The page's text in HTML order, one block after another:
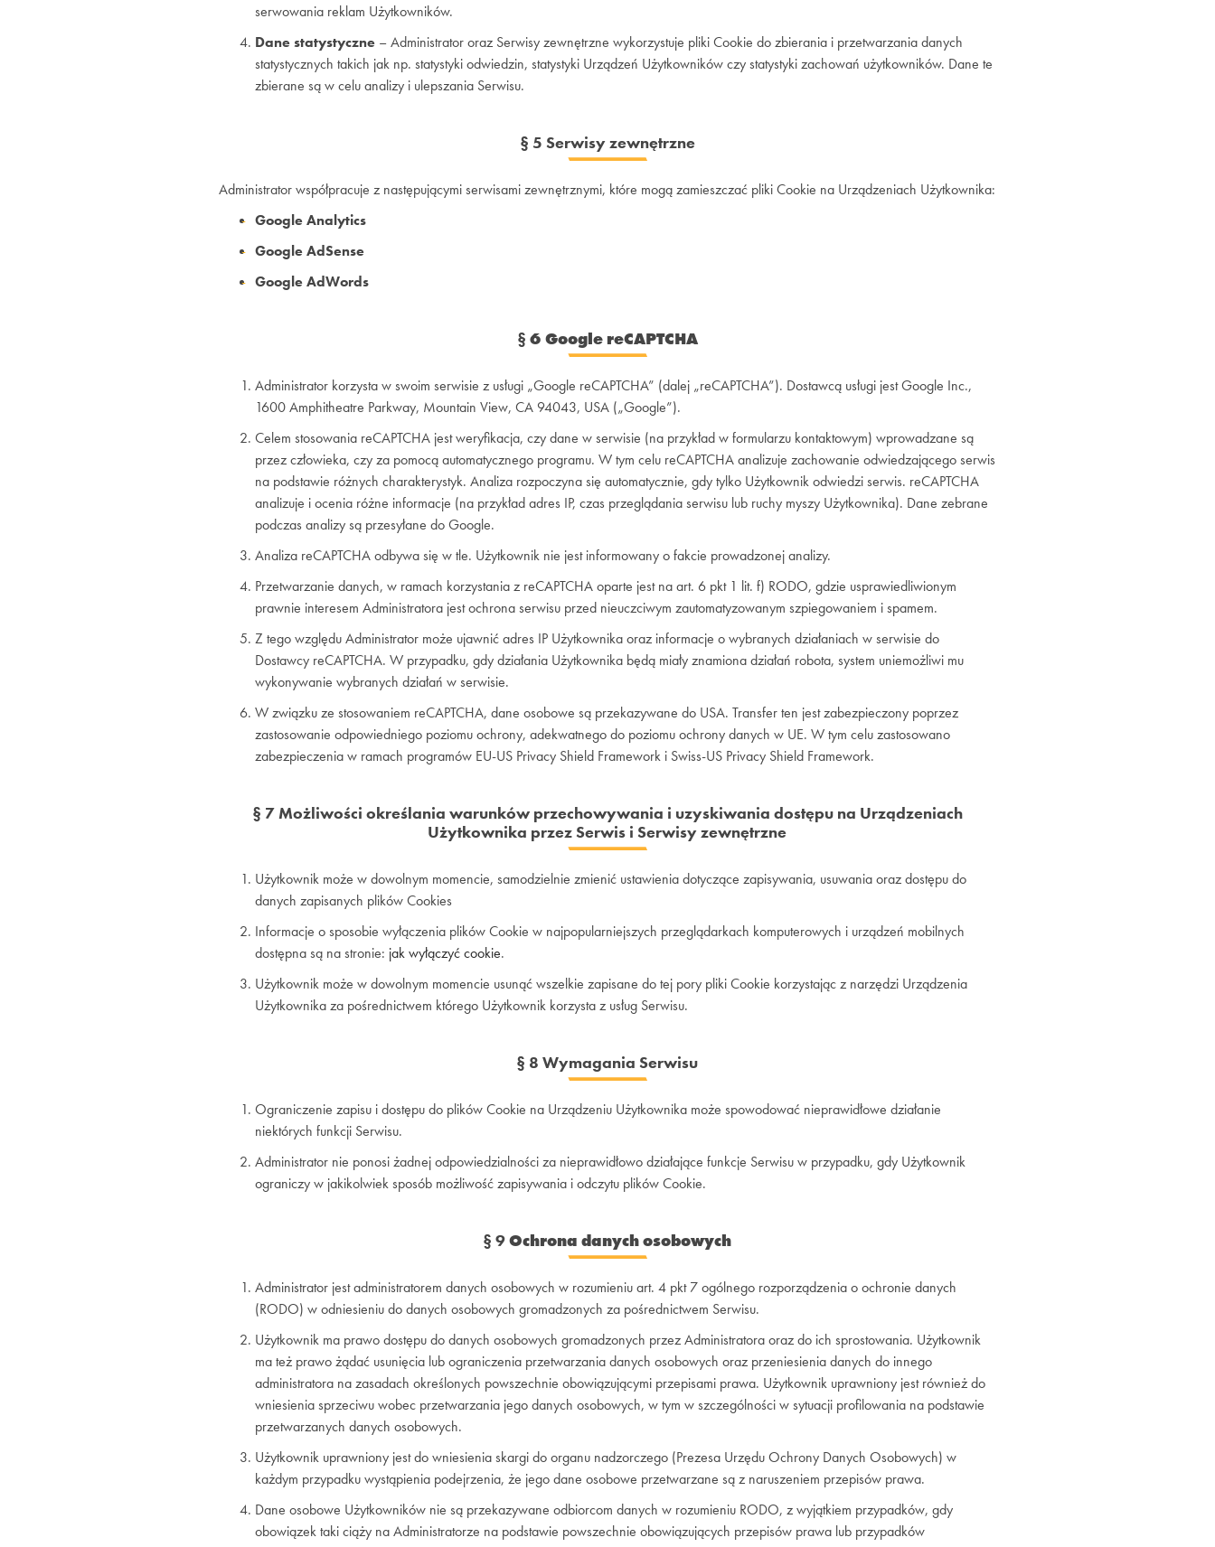
serwowania reklam Użytkowników.
Dane statystyczne – Administrator oraz Serwisy zewnętrzne wykorzystuje pliki Cookie do zbierania i przetwarzania danych
statystycznych takich jak np. statystyki odwiedzin, statystyki Urządzeń Użytkowników czy statystyki zachowań użytkowników. Dane te
zbierane są w celu analizy i ulepszania Serwisu.
§ 5 Serwisy zewnętrzne
Administrator współpracuje z następującymi serwisami zewnętrznymi, które mogą zamieszczać pliki Cookie na Urządzeniach Użytkownika:
Google Analytics
Google AdSense
Google AdWords
§ 6 Google reCAPTCHA
Administrator korzysta w swoim serwisie z usługi „Google reCAPTCHA” (dalej „reCAPTCHA”). Dostawcą usługi jest Google Inc.,
1600 Amphitheatre Parkway, Mountain View, CA 94043, USA („Google”).
Celem stosowania reCAPTCHA jest weryfikacja, czy dane w serwisie (na przykład w formularzu kontaktowym) wprowadzane są
przez człowieka, czy za pomocą automatycznego programu. W tym celu reCAPTCHA analizuje zachowanie odwiedzającego serwis
na podstawie różnych charakterystyk. Analiza rozpoczyna się automatycznie, gdy tylko Użytkownik odwiedzi serwis. reCAPTCHA
analizuje i ocenia różne informacje (na przykład adres IP, czas przeglądania serwisu lub ruchy myszy Użytkownika). Dane zebrane
podczas analizy są przesyłane do Google.
Analiza reCAPTCHA odbywa się w tle. Użytkownik nie jest informowany o fakcie prowadzonej analizy.
Przetwarzanie danych, w ramach korzystania z reCAPTCHA oparte jest na art. 6 pkt 1 lit. f) RODO, gdzie usprawiedliwionym
prawnie interesem Administratora jest ochrona serwisu przed nieuczciwym zautomatyzowanym szpiegowaniem i spamem.
Z tego względu Administrator może ujawnić adres IP Użytkownika oraz informacje o wybranych działaniach w serwisie do
Dostawcy reCAPTCHA. W przypadku, gdy działania Użytkownika będą miały znamiona działań robota, system uniemożliwi mu
wykonywanie wybranych działań w serwisie.
W związku ze stosowaniem reCAPTCHA, dane osobowe są przekazywane do USA. Transfer ten jest zabezpieczony poprzez
zastosowanie odpowiedniego poziomu ochrony, adekwatnego do poziomu ochrony danych w UE. W tym celu zastosowano
zabezpieczenia w ramach programów EU-US Privacy Shield Framework i Swiss-US Privacy Shield Framework.
§ 7 Możliwości określania warunków przechowywania i uzyskiwania dostępu na Urządzeniach
Użytkownika przez Serwis i Serwisy zewnętrzne
Użytkownik może w dowolnym momencie, samodzielnie zmienić ustawienia dotyczące zapisywania, usuwania oraz dostępu do
danych zapisanych plików Cookies
Informacje o sposobie wyłączenia plików Cookie w najpopularniejszych przeglądarkach komputerowych i urządzeń mobilnych
dostępna są na stronie: jak wyłączyć cookie.
Użytkownik może w dowolnym momencie usunąć wszelkie zapisane do tej pory pliki Cookie korzystając z narzędzi Urządzenia
Użytkownika za pośrednictwem którego Użytkownik korzysta z usług Serwisu.
§ 8 Wymagania Serwisu
Ograniczenie zapisu i dostępu do plików Cookie na Urządzeniu Użytkownika może spowodować nieprawidłowe działanie
niektórych funkcji Serwisu.
Administrator nie ponosi żadnej odpowiedzialności za nieprawidłowo działające funkcje Serwisu w przypadku, gdy Użytkownik
ograniczy w jakikolwiek sposób możliwość zapisywania i odczytu plików Cookie.
§ 9Ochrona danych osobowych
Administrator jest administratorem danych osobowych w rozumieniu art. 4 pkt 7 ogólnego rozporządzenia o ochronie danych
(RODO) w odniesieniu do danych osobowych gromadzonych za pośrednictwem Serwisu.
Użytkownik ma prawo dostępu do danych osobowych gromadzonych przez Administratora oraz do ich sprostowania. Użytkownik
ma też prawo żądać usunięcia lub ograniczenia przetwarzania danych osobowych oraz przeniesienia danych do innego
administratora na zasadach określonych powszechnie obowiązującymi przepisami prawa. Użytkownik uprawniony jest również do
wniesienia sprzeciwu wobec przetwarzania jego danych osobowych, w tym w szczególności w sytuacji profilowania na podstawie
przetwarzanych danych osobowych.
Użytkownik uprawniony jest do wniesienia skargi do organu nadzorczego (Prezesa Urzędu Ochrony Danych Osobowych) w
każdym przypadku wystąpienia podejrzenia, że jego dane osobowe przetwarzane są z naruszeniem przepisów prawa.
Dane osobowe Użytkowników nie są przekazywane odbiorcom danych w rozumieniu RODO, z wyjątkiem przypadków, gdy
obowiązek taki ciąży na Administratorze na podstawie powszechnie obowiązujących przepisów prawa lub przypadków